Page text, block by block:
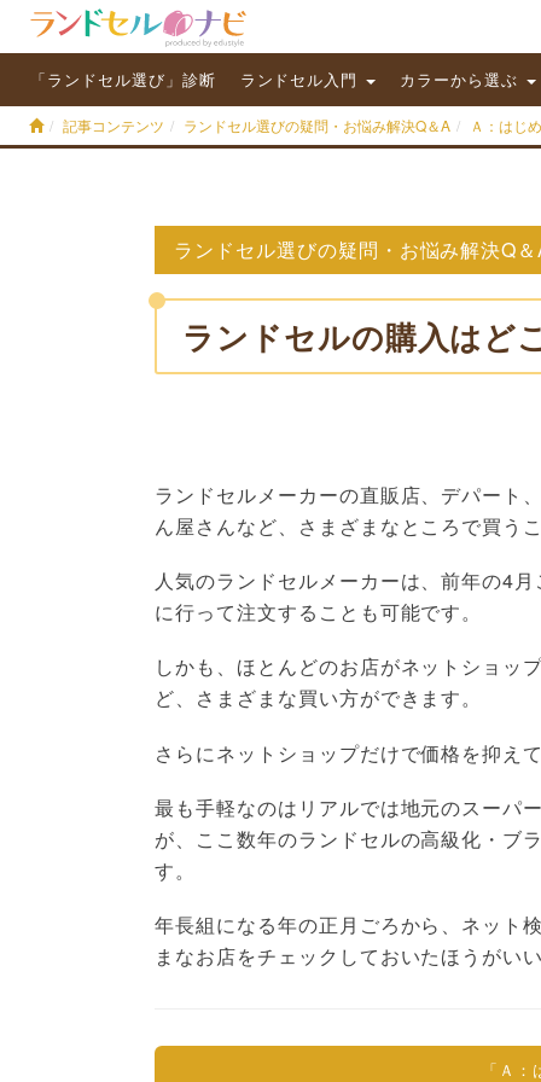
「ランドセル選び」診断 ランドセル入門 カラーから選ぶ
記事コンテンツ ランドセル選びの疑問・お悩み解決Q＆A Ａ：はじ
ランドセル選びの疑問・お悩み解決Q
ランドセルの購入はど
ランドセルメーカーの直販店、デパート
ん屋さんなど、さまざまなところで買う
人気のランドセルメーカーは、前年の4
に行って注文することも可能です。
しかも、ほとんどのお店がネットショッ
ど、さまざまな買い方ができます。
さらにネットショップだけで価格を抑え
最も手軽なのはリアルでは地元のスーパ
が、ここ数年のランドセルの高級化・ブ
す。
年長組になる年の正月ごろから、ネット
まなお店をチェックしておいたほうがいい
「Ａ